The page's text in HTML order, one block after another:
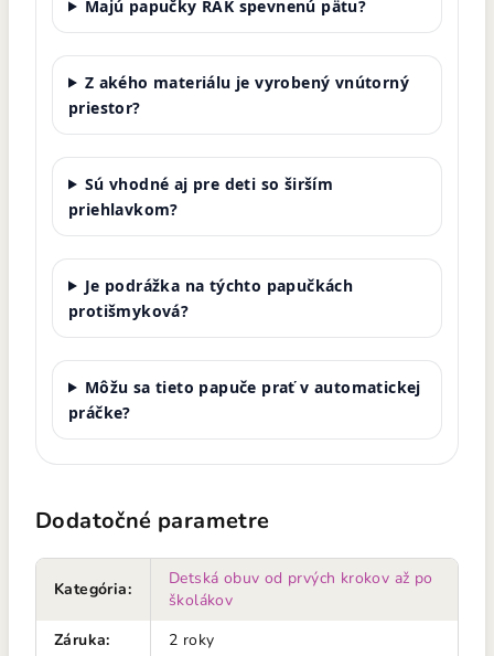
Majú papučky RAK spevnenú pätu?
Z akého materiálu je vyrobený vnútorný
priestor?
Sú vhodné aj pre deti so širším
priehlavkom?
Je podrážka na týchto papučkách
protišmyková?
Môžu sa tieto papuče prať v automatickej
práčke?
Dodatočné parametre
Kategória:
Detská obuv od prvých krokov až po
školákov
Záruka:
2 roky